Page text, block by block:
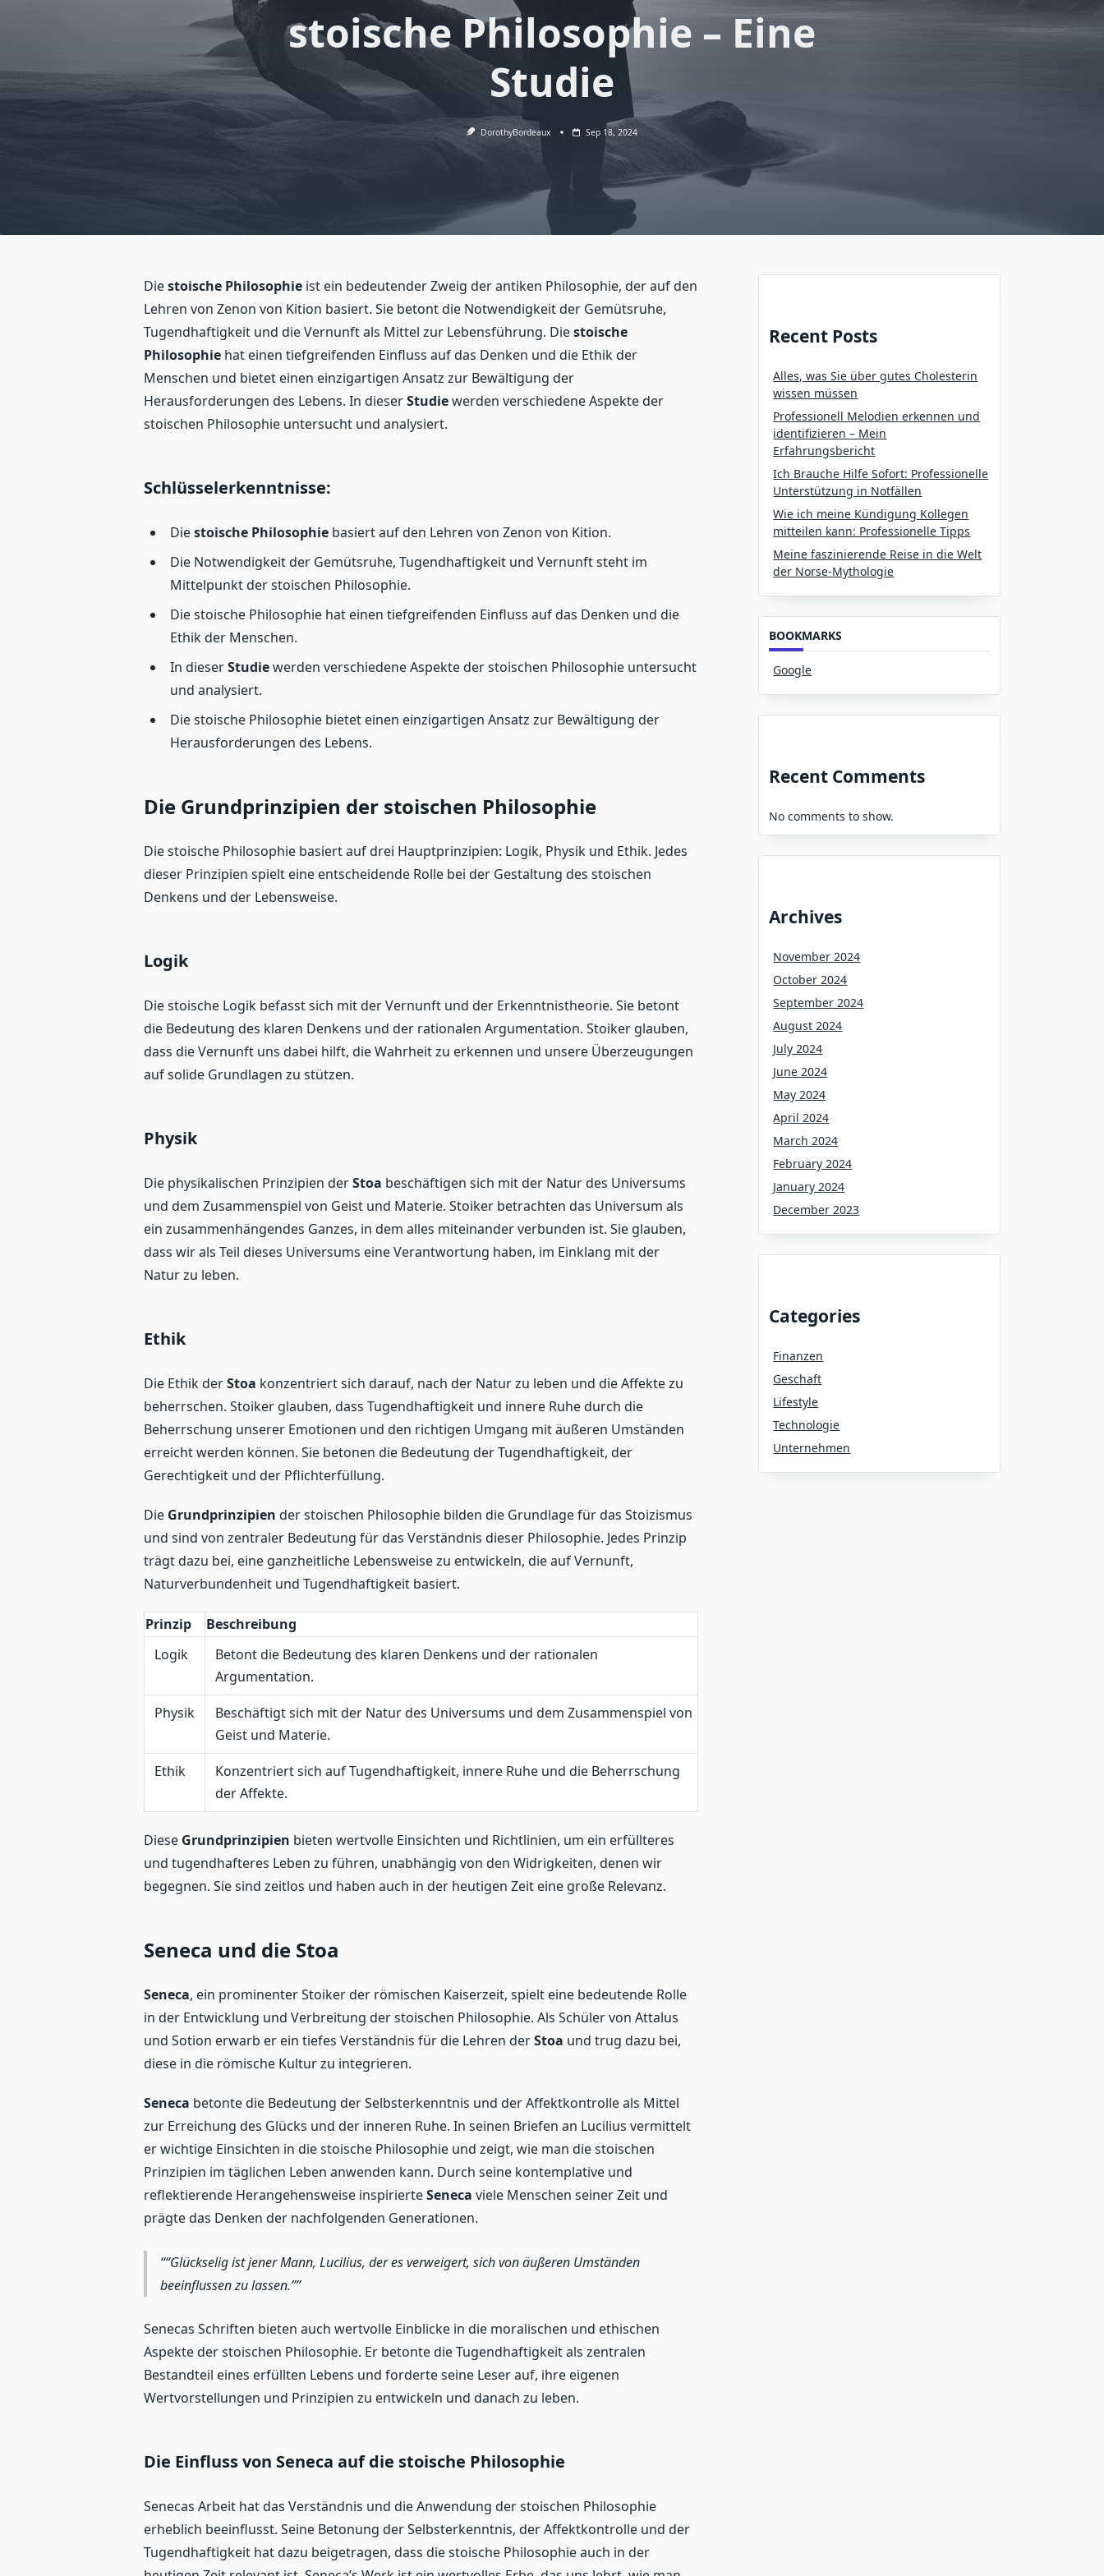
stoische Philosophie – Eine
Studie
DorothyBordeaux Sep 18, 2024
Diestoische Philosophie ist ein bedeutender Zweig der antiken Philosophie, der auf den
Lehren von Zenon von Kition basiert. Sie betont die Notwendigkeit der Gemütsruhe,
Tugendhaftigkeit und die Vernunft als Mittel zur Lebensführung. Diestoische
Philosophie hat einen tiefgreifenden Einfluss auf das Denken und die Ethik der
Menschen und bietet einen einzigartigen Ansatz zur Bewältigung der
Herausforderungen des Lebens. In dieserStudiewerden verschiedene Aspekte der
stoischen Philosophie untersucht und analysiert.
Schlüsselerkenntnisse:
Diestoische Philosophie basiert auf den Lehren von Zenon von Kition.
Die Notwendigkeit der Gemütsruhe, Tugendhaftigkeit und Vernunft steht im
Mittelpunkt der stoischen Philosophie.
Die stoische Philosophie hat einen tiefgreifenden Einfluss auf das Denken und die
Ethik der Menschen.
In dieserStudiewerden verschiedene Aspekte der stoischen Philosophie untersucht
und analysiert.
Die stoische Philosophie bietet einen einzigartigen Ansatz zur Bewältigung der
Herausforderungen des Lebens.
Die Grundprinzipien der stoischen Philosophie
Die stoische Philosophie basiert auf drei Hauptprinzipien: Logik, Physik und Ethik. Jedes
dieser Prinzipien spielt eine entscheidende Rolle bei der Gestaltung des stoischen
Denkens und der Lebensweise.
Logik
Die stoische Logik befasst sich mit der Vernunft und der Erkenntnistheorie. Sie betont
die Bedeutung des klaren Denkens und der rationalen Argumentation. Stoiker glauben,
dass die Vernunft uns dabei hilft, die Wahrheit zu erkennen und unsere Überzeugungen
auf solide Grundlagen zu stützen.
Physik
Die physikalischen Prinzipien derStoa beschäftigen sich mit der Natur des Universums
und dem Zusammenspiel von Geist und Materie. Stoiker betrachten das Universum als
ein zusammenhängendes Ganzes, in dem alles miteinander verbunden ist. Sie glauben,
dass wir als Teil dieses Universums eine Verantwortung haben, im Einklang mit der
Natur zu leben.
Ethik
Die Ethik derStoa konzentriert sich darauf, nach der Natur zu leben und die Affekte zu
beherrschen. Stoiker glauben, dass Tugendhaftigkeit und innere Ruhe durch die
Beherrschung unserer Emotionen und den richtigen Umgang mit äußeren Umständen
erreicht werden können. Sie betonen die Bedeutung der Tugendhaftigkeit, der
Gerechtigkeit und der Pflichterfüllung.
Die Grundprinzipien der stoischen Philosophie bilden die Grundlage für das Stoizismus
und sind von zentraler Bedeutung für das Verständnis dieser Philosophie. Jedes Prinzip
trägt dazu bei, eine ganzheitliche Lebensweise zu entwickeln, die auf Vernunft,
Naturverbundenheit und Tugendhaftigkeit basiert.
Prinzip
Beschreibung
Logik
Betont die Bedeutung des klaren Denkens und der rationalen
Argumentation.
Physik
Beschäftigt sich mit der Natur des Universums und dem Zusammenspiel von
Geist und Materie.
Ethik
Konzentriert sich auf Tugendhaftigkeit, innere Ruhe und die Beherrschung
der Affekte.
Diese Grundprinzipien bieten wertvolle Einsichten und Richtlinien, um ein erfüllteres
und tugendhafteres Leben zu führen, unabhängig von den Widrigkeiten, denen wir
begegnen. Sie sind zeitlos und haben auch in der heutigen Zeit eine große Relevanz.
Seneca und die Stoa
Seneca, ein prominenter Stoiker der römischen Kaiserzeit, spielt eine bedeutende Rolle
in der Entwicklung und Verbreitung der stoischen Philosophie. Als Schüler von Attalus
und Sotion erwarb er ein tiefes Verständnis für die Lehren derStoa und trug dazu bei,
diese in die römische Kultur zu integrieren.
Seneca betonte die Bedeutung der Selbsterkenntnis und der Affektkontrolle als Mittel
zur Erreichung des Glücks und der inneren Ruhe. In seinen Briefen an Lucilius vermittelt
er wichtige Einsichten in die stoische Philosophie und zeigt, wie man die stoischen
Prinzipien im täglichen Leben anwenden kann. Durch seine kontemplative und
reflektierende Herangehensweise inspirierteSeneca viele Menschen seiner Zeit und
prägte das Denken der nachfolgenden Generationen.
“Glückselig ist jener Mann, Lucilius, der es verweigert, sich von äußeren Umständen
beeinflussen zu lassen.”
Senecas Schriften bieten auch wertvolle Einblicke in die moralischen und ethischen
Aspekte der stoischen Philosophie. Er betonte die Tugendhaftigkeit als zentralen
Bestandteil eines erfüllten Lebens und forderte seine Leser auf, ihre eigenen
Wertvorstellungen und Prinzipien zu entwickeln und danach zu leben.
Die Einfluss von Seneca auf die stoische Philosophie
Senecas Arbeit hat das Verständnis und die Anwendung der stoischen Philosophie
erheblich beeinflusst. Seine Betonung der Selbsterkenntnis, der Affektkontrolle und der
Tugendhaftigkeit hat dazu beigetragen, dass die stoische Philosophie auch in der
Recent Posts
Alles, was Sie über gutes Cholesterin
wissen müssen
Professionell Melodien erkennen und
identifizieren – Mein
Erfahrungsbericht
Ich Brauche Hilfe Sofort: Professionelle
Unterstützung in Notfällen
Wie ich meine Kündigung Kollegen
mitteilen kann: Professionelle Tipps
Meine faszinierende Reise in die Welt
der Norse-Mythologie
BOOKMARKS
Google
Recent Comments
No comments to show.
Archives
November 2024
October 2024
September 2024
August 2024
July 2024
June 2024
May 2024
April 2024
March 2024
February 2024
January 2024
December 2023
Categories
Finanzen
Geschaft
Lifestyle
Technologie
Unternehmen